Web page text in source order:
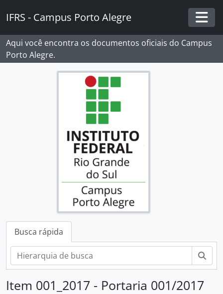
IFRS - Campus Porto Alegre
Aqui você encontra os documentos oficiais do Campus
Porto Alegre.
Busca rápida
Item 001_2017 - Portaria 001/2017